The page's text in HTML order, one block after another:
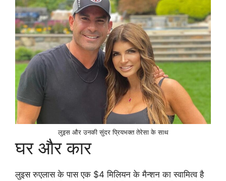
लुइस और उनकी सुंदर प्रियभक्त तेरेसा के साथ
घर और कार
लुइस रुएलास के पास एक $4 मिलियन के मैन्शन का स्वामित्व है